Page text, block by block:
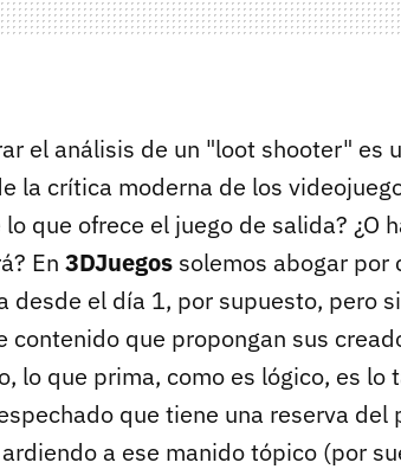
el análisis de un "loot shooter" es
la crítica moderna de los
que ofrece el juego de salida? ¿O
En 3DJuegos solemos abogar por
desde el día 1, por supuesto, pero
contenido que propongan sus
lo que prima, como es lógico, es
que tiene una reserva del
a ese manido tópico (por